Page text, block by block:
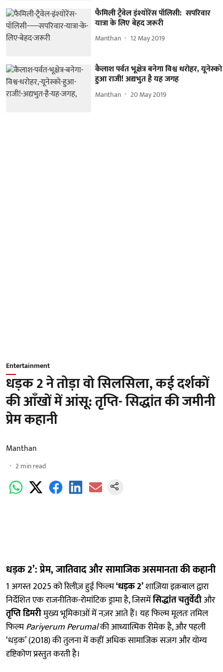
फैमिली ट्रैवेल इंश्योरेंस पॉलिसी: सपरिवार
यात्रा के लिए बेहद जरूरी
Manthan 12 May 2019
कैलाश पर्वत भूक्षेत्र बनेगा विश्व धरोहर, यूनेस्को
हुआ राजी! अद्यभुत है यह जगह
Manthan 20 May 2019
Entertainment
धड़क 2 ने तोड़ा वो सिलसिला, कई दर्शकों
की आँखों में आंसू: तृप्ति- सिद्धांत की जमीनी
प्रेम कहानी
Manthan
2min read
धड़क 2’: प्रेम, जातिवाद और सामाजिक असमानता की कहानी
1 अगस्त 2025 को रिलीज़ हुई फिल्म‘धड़क 2’शाज़िया इक़बाल द्वारा
निर्देशित एक राजनीतिक-रोमांटिक ड्रामा है, जिसमेंसिद्धांत चतुर्वेदीऔर
तृप्ति डिमरीमुख्य भूमिकाओं में नज़र आते हैं। यह फिल्म मूलतः तमिल
फिल्मPariyerum Perumalकी आध्यात्मिक रीमेक है, और पहली
‘धड़क’ (2018) की तुलना में कहीं अधिक सामाजिक सजग और योग्य
दृष्टिकोण प्रस्तुत करती है।